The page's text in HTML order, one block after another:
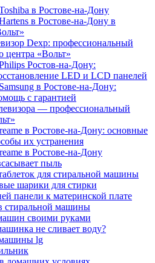
в Ростове-на-Дону
в Ростове-на-Дону в
Dexp: профессиональный
центра «Вольт»
Ростов-на-Дону:
LED и LCD панелей
в Ростове-на-Дону:
с гарантией
— профессиональный
в Ростове-на-Дону: основные
их устранения
в Ростове-на-Дону
пыль
для стиральной машины
шарики для стирки
панели к материнской плате
стиральной машины
своими руками
не сливает воду?
lg